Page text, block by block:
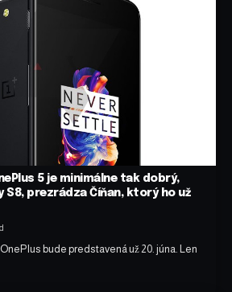
5 je minimálne tak dobrý,
S8, prezrádza Číňan, ktorý ho už
bude predstavená už 20. júna. Len